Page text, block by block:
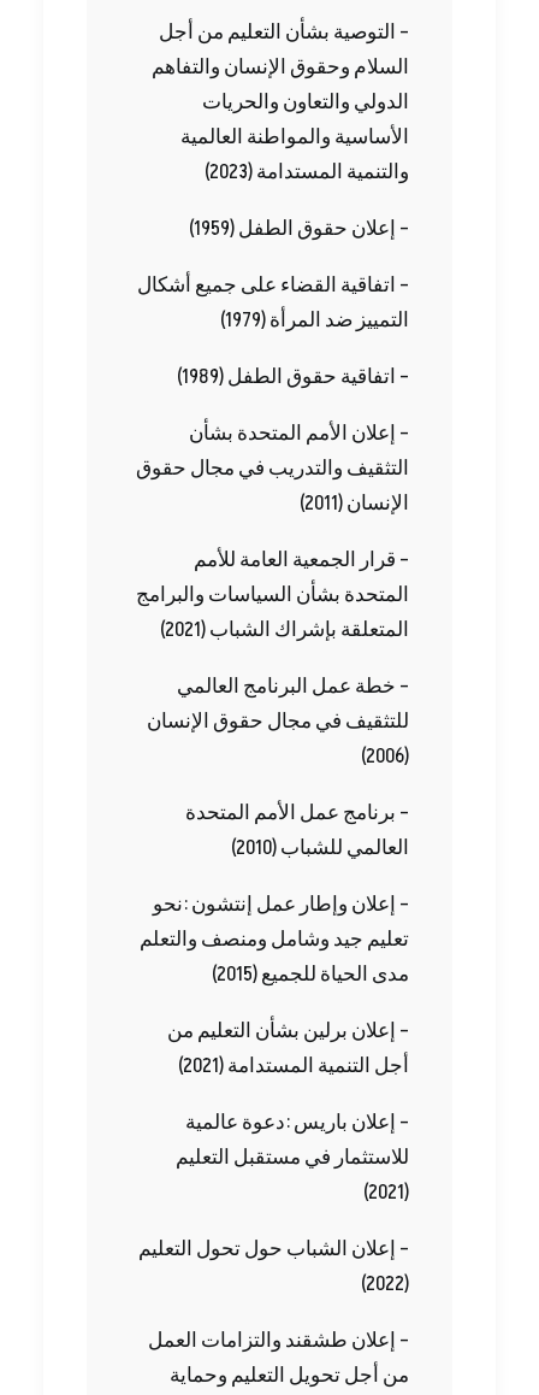
‬الدولي‭ ‬والتعاون‭ ‬والحريات
‬والتنمية‭ ‬المستدامة ‭ (‬2023‭)‬
– إعلان‭ ‬حقوق‭ ‬الطفل ‭ (‬1959‭)‬
‬التمييز‭ ‬ضد‭ ‬المرأة ‭ (‬1979‭)‬
– اتفاقية‭ ‬حقوق‭ ‬الطفل ‭ (‬1989‭)‬
‬الإنسان ‭ (‬2011‭)‬
‬المتعلقة‭ ‬بإشراك‭ ‬الشباب ‭(‬2021‭)‬
(‬2006‭)‬
‬العالمي‭ ‬للشباب ‭ (‬2010‭)‬
‬مدى‭ ‬الحياة‭ ‬للجميع ‭(‬2015‭)‬
‬أجل‭ ‬التنمية‭ ‬المستدامة ‭ (‬2021‭)‬
(‬2021‭)‬
(‬2022‭)‬